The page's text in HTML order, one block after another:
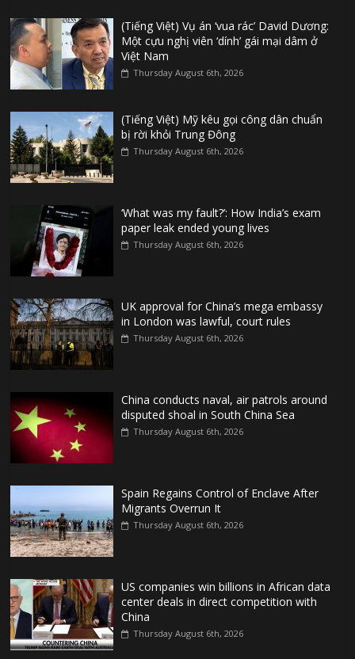
(Tiếng Việt) Vụ án ‘vua rác’ David Dương:
Một cựu nghị viên ‘dính’ gái mại dâm ở
Việt Nam
Thursday August 6th, 2026
(Tiếng Việt) Mỹ kêu gọi công dân chuẩn
bị rời khỏi Trung Đông
Thursday August 6th, 2026
‘What was my fault?’: How India’s exam
paper leak ended young lives
Thursday August 6th, 2026
UK approval for China’s mega embassy
in London was lawful, court rules
Thursday August 6th, 2026
China conducts naval, air patrols around
disputed shoal in South China Sea
Thursday August 6th, 2026
Spain Regains Control of Enclave After
Migrants Overrun It
Thursday August 6th, 2026
US companies win billions in African data
center deals in direct competition with
China
Thursday August 6th, 2026